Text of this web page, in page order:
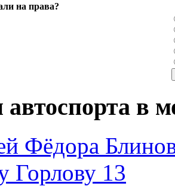
на права?
в
Фёдора
Горлову 13